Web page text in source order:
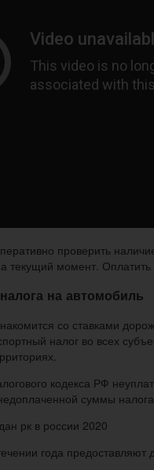
проверить
текущий момент.
на автомобиль
со ставками
налог во всех
кодекса РФ
суммы
рк в россии 2020
года